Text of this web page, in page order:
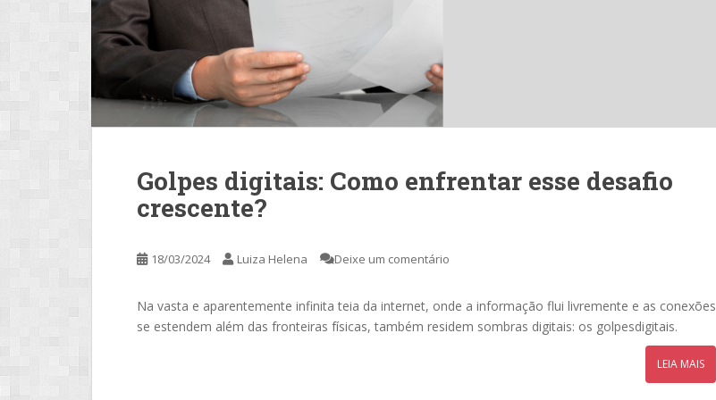
Golpes digitais: Como enfrentar esse desafio
crescente?
18/03/2024 Luiza Helena Deixe um comentário
Na vasta e aparentemente infinita teia da internet, onde a informação flui livremente e as conexões
se estendem além das fronteiras físicas, também residem sombras digitais: os golpesdigitais.
LEIA MAIS